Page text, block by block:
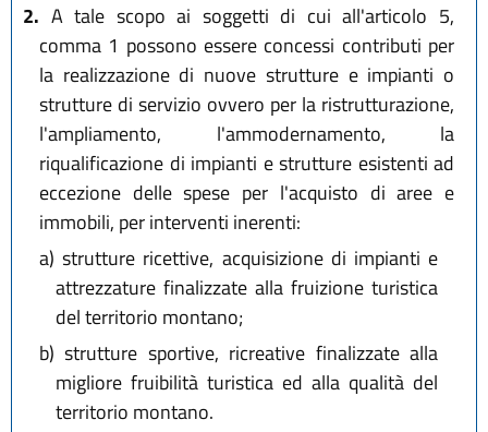
2. A tale scopo ai soggetti di cui all'articolo 5,
comma 1 possono essere concessi contributi per
la realizzazione di nuove strutture e impianti o
strutture di servizio ovvero per la ristrutturazione,
l'ampliamento, l'ammodernamento, la
riqualificazione di impianti e strutture esistenti ad
eccezione delle spese per l'acquisto di aree e
immobili, per interventi inerenti:
a) strutture ricettive, acquisizione di impianti e
attrezzature finalizzate alla fruizione turistica
del territorio montano;
b) strutture sportive, ricreative finalizzate alla
migliore fruibilità turistica ed alla qualità del
territorio montano.